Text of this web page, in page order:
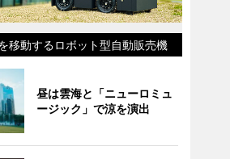
移動するロボット型自動販売機
昼は雲海と「ニューロミュ
ージック」で涼を演出